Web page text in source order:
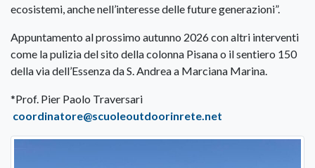
ecosistemi, anche nell’interesse delle future generazioni”.
Appuntamento al prossimo autunno 2026 con altri interventi
come la pulizia del sito della colonna Pisana o il sentiero 150
della via dell’Essenza da S. Andrea a Marciana Marina.
*Prof. Pier Paolo Traversari
coordinatore@scuoleoutdoorinrete.net